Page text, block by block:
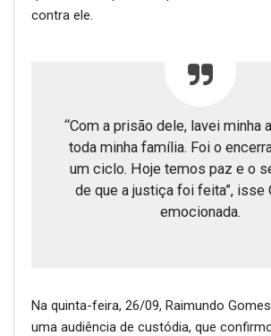
quando foi expedido o primeiro mandado
“Com a prisão dele, lavei minha
toda minha família. Foi o
um ciclo. Hoje temos paz e o
de que a justiça foi feita”, isse
Na quinta-feira, 26/09, Raimundo